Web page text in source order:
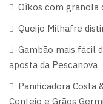
Oîkos com granola
Queijo Milhafre
Gambão mais fácil
aposta da Pescanova
Panificadora Costa
Centeio e Grãos